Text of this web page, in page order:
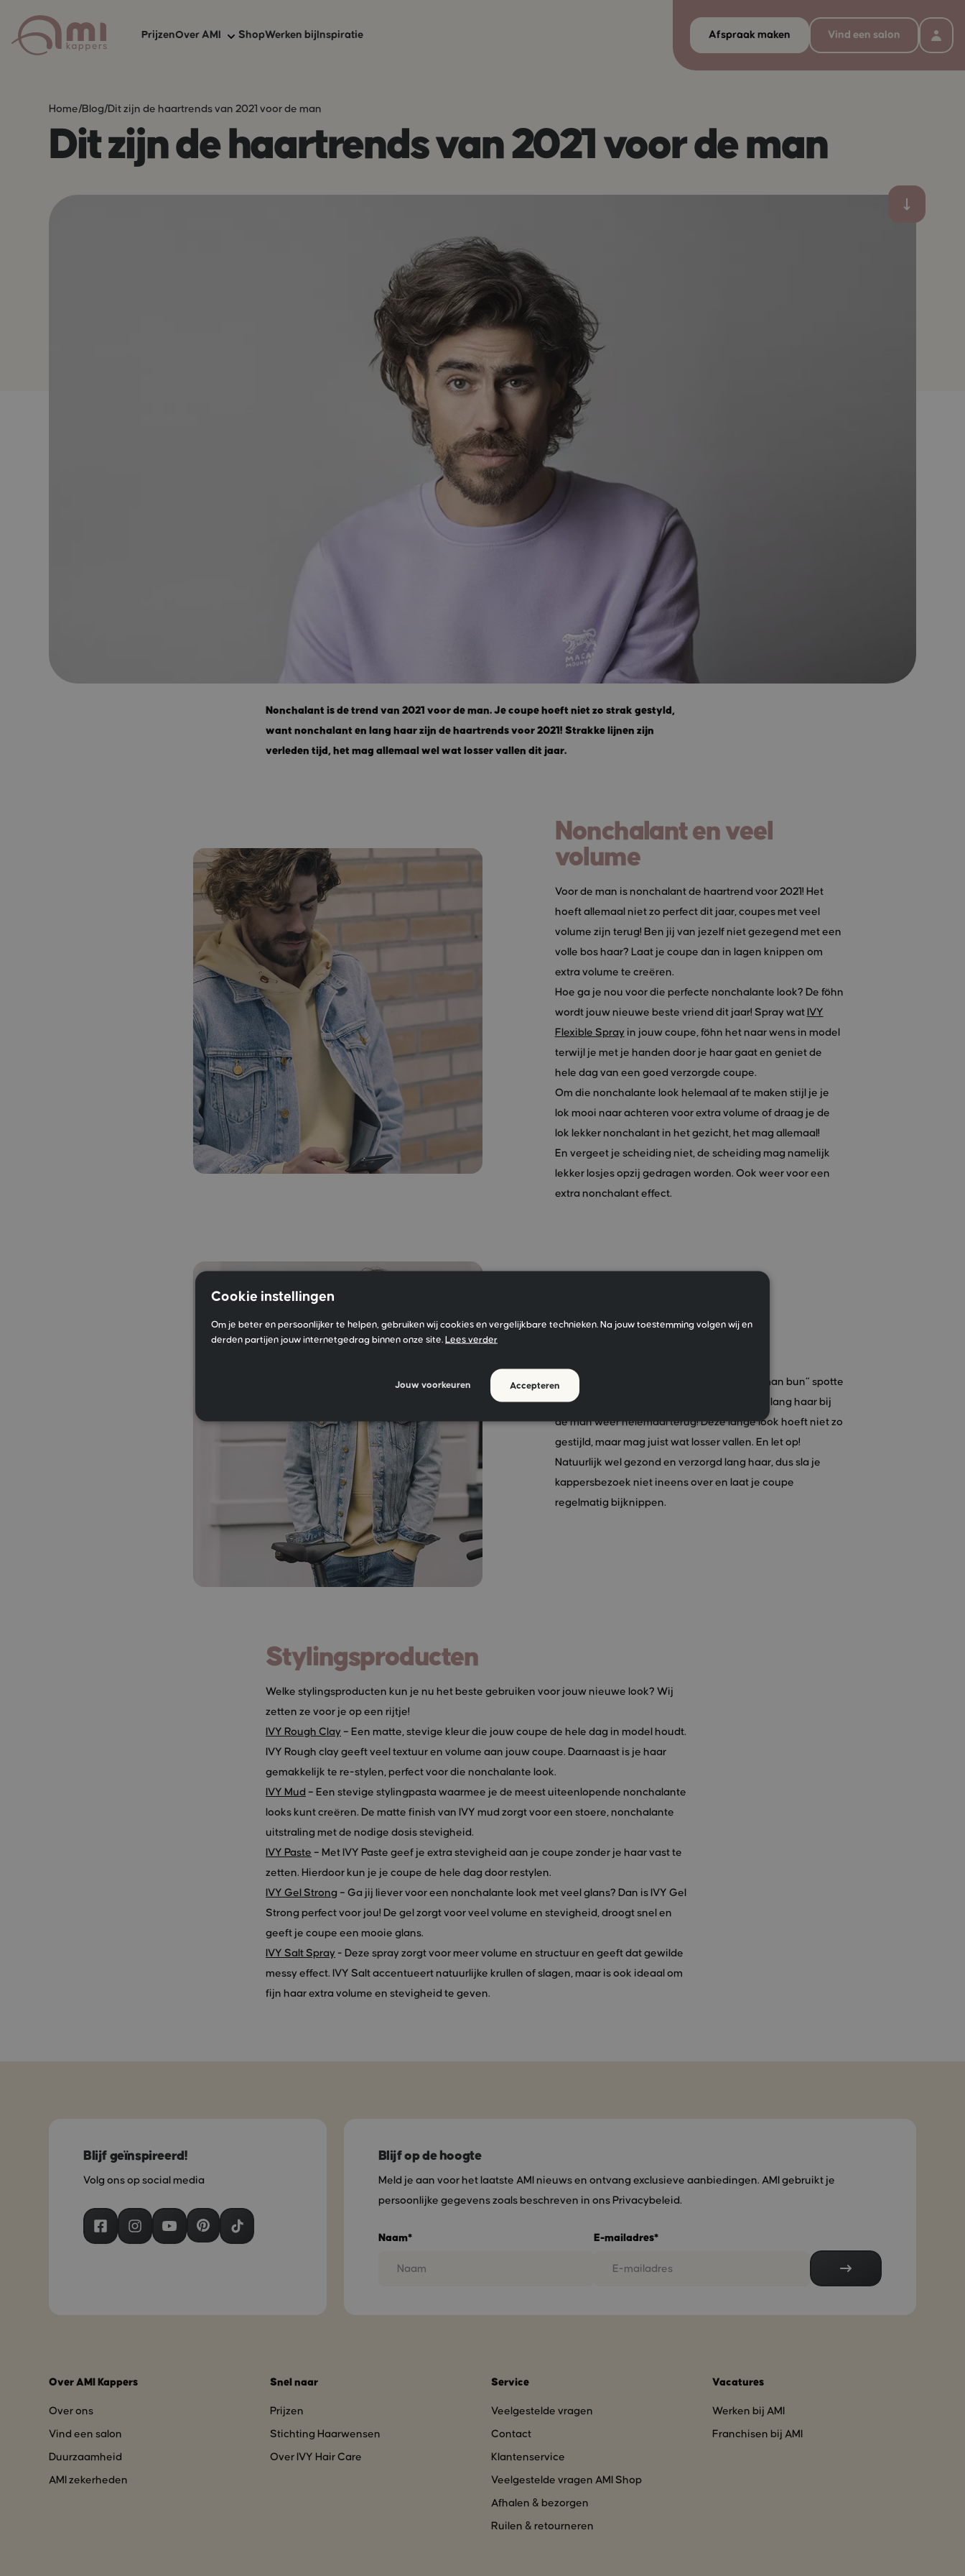
PrijzenOver AMI
AMI zekerheden
ShopWerken bij Inspiratie Afspraak maken Vind een salon
Home/Blog/Dit zijn de haartrends van 2021 voor de man
Dit zijn de haartrends van 2021 voor de man
Nonchalant is de trend van 2021 voor de man. Je coupe hoeft niet zo strak gestyld,
want nonchalant en lang haar zijn de haartrends voor 2021! Strakke lijnen zijn
verleden tijd, het mag allemaal wel wat losser vallen dit jaar.
Nonchalant en veel
volume
Voor de man is nonchalant de haartrend voor 2021! Het
hoeft allemaal niet zo perfect dit jaar, coupes met veel
volume zijn terug! Ben jij van jezelf niet gezegend met een
volle bos haar? Laat je coupe dan in lagen knippen om
extra volume te creëren.
Hoe ga je nou voor die perfecte nonchalante look? De föhn
wordt jouw nieuwe beste vriend dit jaar! Spray wat IVY
Flexible Spray in jouw coupe, föhn het naar wens in model
terwijl je met je handen door je haar gaat en geniet de
hele dag van een goed verzorgde coupe.
Om die nonchalante look helemaal af te maken stijl je je
lok mooi naar achteren voor extra volume of draag je de
lok lekker nonchalant in het gezicht, het mag allemaal!
En vergeet je scheiding niet, de scheiding mag namelijk
lekker losjes opzij gedragen worden. Ook weer voor een
extra nonchalant effect.
Middellang haar is de trend voor 2021! De “man bun” spotte
we vorige jaar al regelmatig, maar nu is ook lang haar bij
de man weer helemaal terug! Deze lange look hoeft niet zo
gestijld, maar mag juist wat losser vallen. En let op!
Natuurlijk wel gezond en verzorgd lang haar, dus sla je
kappersbezoek niet ineens over en laat je coupe
regelmatig bijknippen.
Stylingsproducten
Welke stylingsproducten kun je nu het beste gebruiken voor jouw nieuwe look? Wij
zetten ze voor je op een rijtje!
IVY Rough Clay – Een matte, stevige kleur die jouw coupe de hele dag in model houdt.
IVY Rough clay geeft veel textuur en volume aan jouw coupe. Daarnaast is je haar
gemakkelijk te re-stylen, perfect voor die nonchalante look.
IVY Mud – Een stevige stylingpasta waarmee je de meest uiteenlopende nonchalante
looks kunt creëren. De matte finish van IVY mud zorgt voor een stoere, nonchalante
uitstraling met de nodige dosis stevigheid.
IVY Paste – Met IVY Paste geef je extra stevigheid aan je coupe zonder je haar vast te
zetten. Hierdoor kun je je coupe de hele dag door restylen.
IVY Gel Strong – Ga jij liever voor een nonchalante look met veel glans? Dan is IVY Gel
Strong perfect voor jou! De gel zorgt voor veel volume en stevigheid, droogt snel en
geeft je coupe een mooie glans.
IVY Salt Spray - Deze spray zorgt voor meer volume en structuur en geeft dat gewilde
messy effect. IVY Salt accentueert natuurlijke krullen of slagen, maar is ook ideaal om
fijn haar extra volume en stevigheid te geven.
Blijf geïnspireerd!
Volg ons op social media
Blijf op de hoogte
Meld je aan voor het laatste AMI nieuws en ontvang exclusieve aanbiedingen. AMI gebruikt je
persoonlijke gegevens zoals beschreven in ons Privacybeleid.
Naam* E-mailadres*
Over AMI Kappers
Over ons
Vind een salon
Duurzaamheid
AMI zekerheden
Snel naar
Prijzen
Stichting Haarwensen
Over IVY Hair Care
Service
Veelgestelde vragen
Contact
Klantenservice
Veelgestelde vragen AMI Shop
Afhalen & bezorgen
Ruilen & retourneren
Vacatures
Werken bij AMI
Franchisen bij AMI
Cookie instellingen
Om je beter en persoonlijker te helpen, gebruiken wij cookies en vergelijkbare technieken. Na jouw toestemming volgen wij en
derden partijen jouw internetgedrag binnen onze site. Lees verder
Accepteren
Jouw voorkeuren